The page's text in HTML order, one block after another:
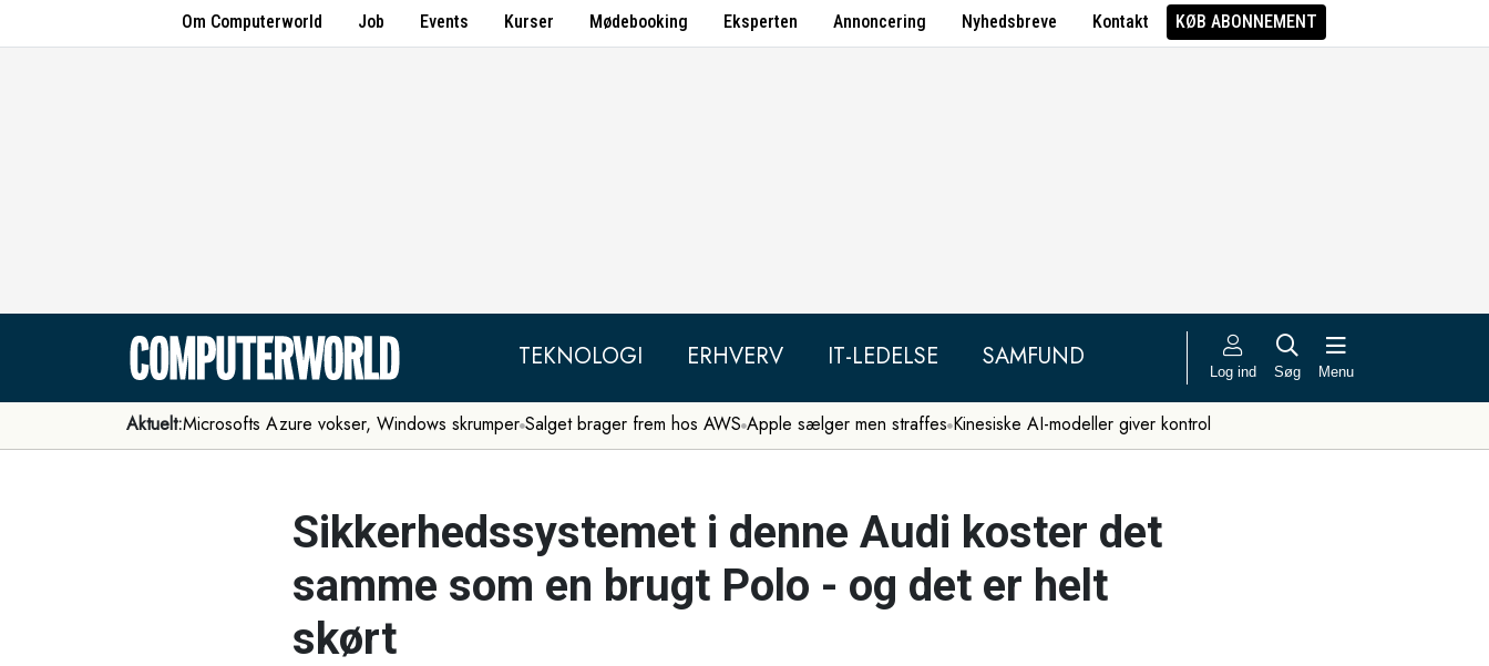
Om Computerworld Job Events Kurser Mødebooking Eksperten Annoncering Nyhedsbreve Kontakt KØB ABONNEMENT
TEKNOLOGI ERHVERV IT-LEDELSE SAMFUND Log ind Søg Menu
Aktuelt:Microsofts Azure vokser, Windows skrumper Salget brager frem hos AWS Apple sælger men straffes Kinesiske AI-modeller giver kontrol
Sikkerhedssystemet i denne Audi koster det
samme som en brugt Polo - og det er helt
skørt